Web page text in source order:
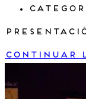
Continuar